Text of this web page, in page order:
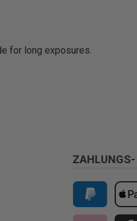
for long exposures.
ZAHLUNGS-
PayPal